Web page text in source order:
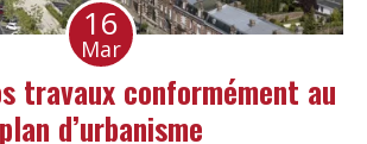
16
Mar
travaux conformément au
plan d’urbanisme